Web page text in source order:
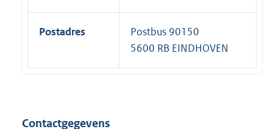
Postadres
Postbus 90150
5600 RB EINDHOVEN
Contactgegevens